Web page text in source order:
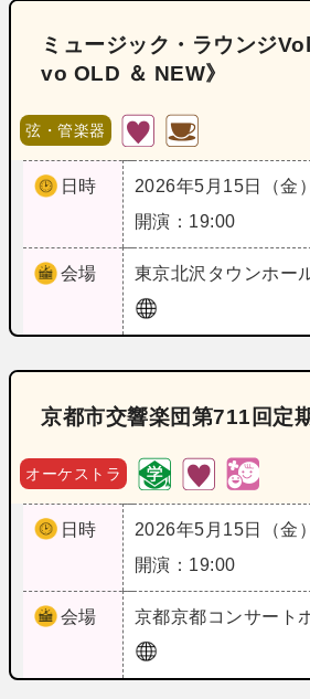
ミュージック・ラウンジ
vo OLD ＆ NEW》
弦・管楽器
日時
2026年5月15日（金）
開演：19:00
会場 東京北沢タウンホー
京都市交響楽団第711回定
オーケストラ
日時
2026年5月15日（金）
開演：19:00
会場 京都京都コンサート